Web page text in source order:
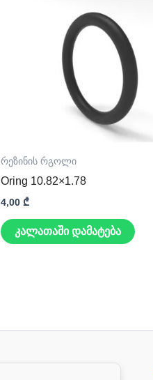
რეზინის რგოლი
Oring 10.82×1.78
4,00 ₾
კალათაში დამატება